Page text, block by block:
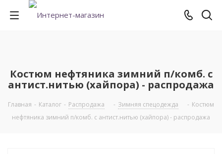
Костюм нефтяника зимний п/комб. с
антист.нитью (хайпора) - распродажа
Главная - Каталог - Распродажа - Зимняя спецодежда - Костюм
нефтяника зимний п/комб. с антист.нитью (хайпора) - распродажа